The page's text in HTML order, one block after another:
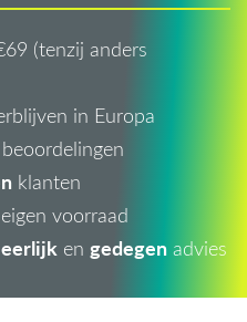
(tenzij anders
in Europa
klanten
eigen voorraad
eerlijk en gedegen advies